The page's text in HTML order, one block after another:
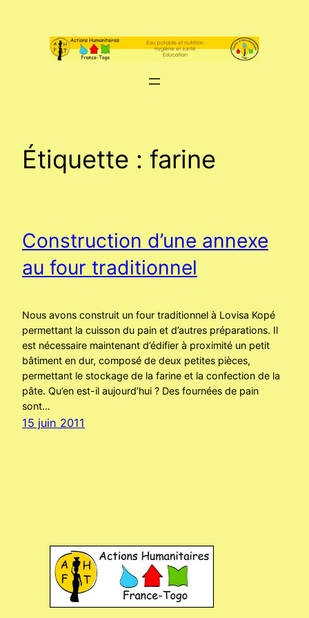
Étiquette : farine
Construction d’une annexe
au four traditionnel
Nous avons construit un four traditionnel à Lovisa Kopé
permettant la cuisson du pain et d’autres préparations. Il
est nécessaire maintenant d’édifier à proximité un petit
bâtiment en dur, composé de deux petites pièces,
permettant le stockage de la farine et la confection de la
pâte. Qu’en est-il aujourd’hui ? Des fournées de pain
sont…
15 juin 2011